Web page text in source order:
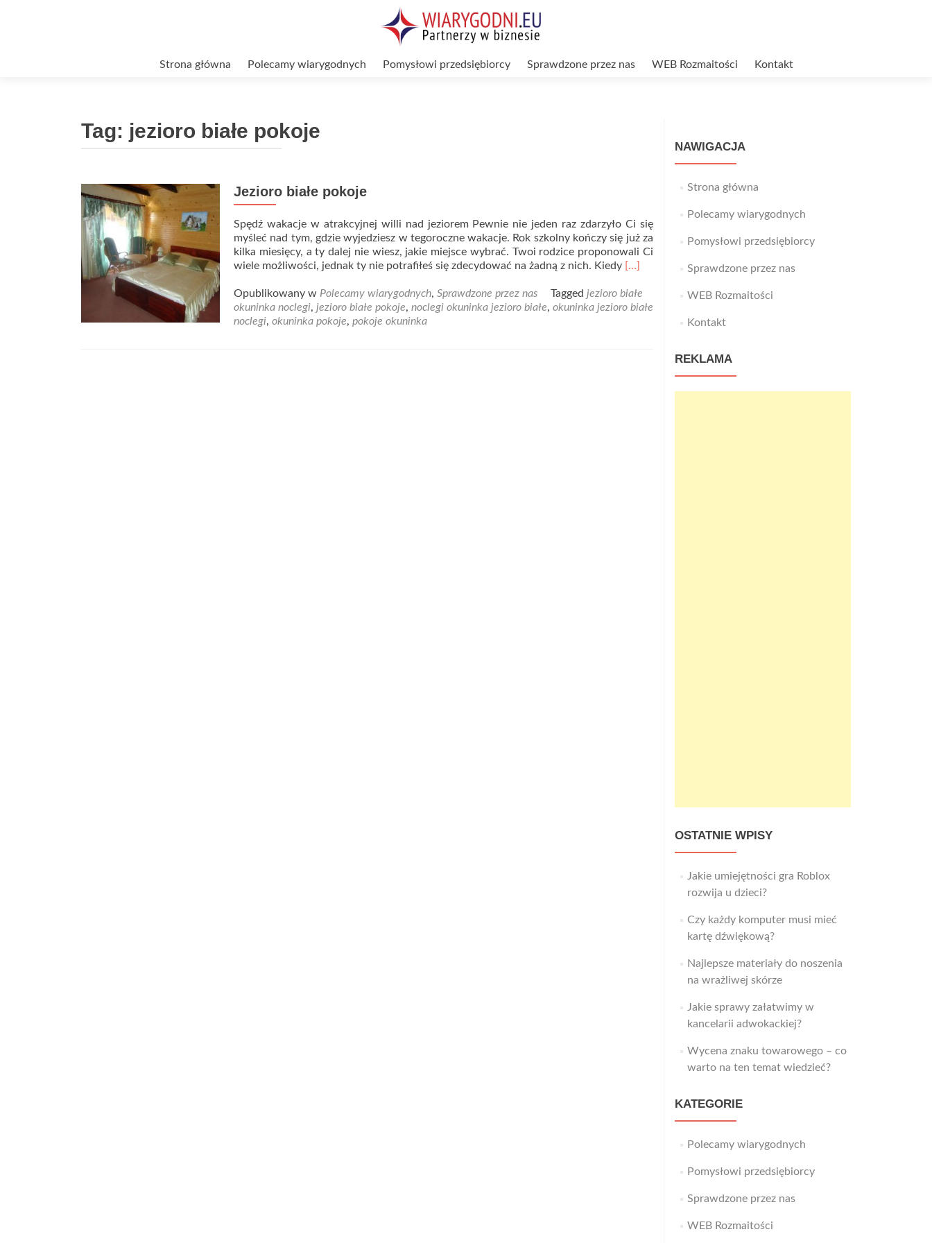
Strona główna Polecamy wiarygodnych Pomysłowi przedsiębiorcy Sprawdzone przez nas WEB Rozmaitości Kontakt
Tag: jezioro białe pokoje
Jezioro białe pokoje
Spędź wakacje w atrakcyjnej willi nad jeziorem Pewnie nie jeden raz zdarzyło Ci się
myśleć nad tym, gdzie wyjedziesz w tegoroczne wakacje. Rok szkolny kończy się już za
kilka miesięcy, a ty dalej nie wiesz, jakie miejsce wybrać. Twoi rodzice proponowali Ci
wiele możliwości, jednak ty nie potrafiłeś się zdecydować na żadną z nich. Kiedy Read
about
Jezioro
[…]
Opublikowany w Polecamy wiarygodnych, Sprawdzone przez nas Tagged jezioro białe
okuninka noclegi, jezioro białe pokoje, noclegi okuninka jezioro białe, okuninka jezioro białe
noclegi, okuninka pokoje, pokoje okuninka
NAWIGACJA
Strona główna
Polecamy wiarygodnych
Pomysłowi przedsiębiorcy
Sprawdzone przez nas
WEB Rozmaitości
Kontakt
REKLAMA
OSTATNIE WPISY
Jakie umiejętności gra Roblox
rozwija u dzieci?
Czy każdy komputer musi mieć
kartę dźwiękową?
Najlepsze materiały do noszenia
na wrażliwej skórze
Jakie sprawy załatwimy w
kancelarii adwokackiej?
Wycena znaku towarowego – co
warto na ten temat wiedzieć?
KATEGORIE
Polecamy wiarygodnych
Pomysłowi przedsiębiorcy
Sprawdzone przez nas
WEB Rozmaitości